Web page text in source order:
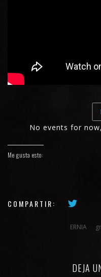
No events for
Me gusta esto:
COMPARTIR:
ERNIA
DEJA